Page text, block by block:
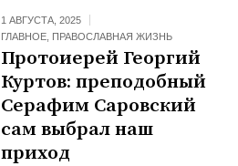
1 АВГУСТА, 2025
ГЛАВНОЕ ПРАВОСЛАВНАЯ ЖИЗНЬ
Протоиерей Георгий
Куртов: преподобный
Серафим Саровский
сам выбрал наш
приход